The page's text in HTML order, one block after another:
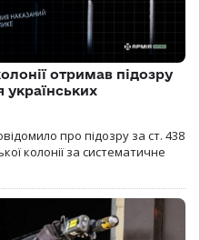
отримав підозру
українських
про підозру за ст. 438
колонії за систематичне